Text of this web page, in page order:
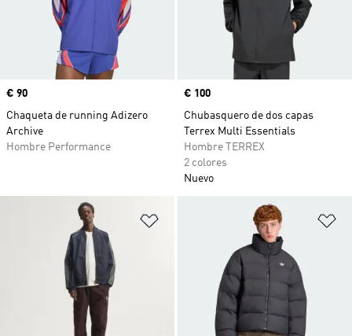
Precio
€ 90
Chaqueta de running Adizero
Archive
Hombre Performance
Precio
€ 100
Chubasquero de dos capas
Terrex Multi Essentials
Hombre TERREX
2 colores
Nuevo
Añadir a la lista de deseos